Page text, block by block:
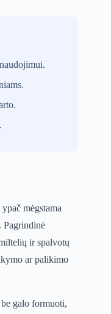
mėgstama
Pagrindinė
ir spalvotų
ar palikimo
galo formuoti,